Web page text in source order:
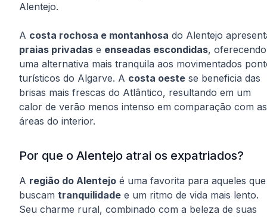
Alentejo.
A costa rochosa e montanhosa do Alentejo
praias privadas e enseadas escondidas, oferecendo
uma alternativa mais tranquila aos movimentados
turísticos do Algarve. A costa oeste se beneficia das
brisas mais frescas do Atlântico, resultando em um
calor de verão menos intenso em comparação com as
áreas do interior.
Por que o Alentejo atrai os expatriados?
A região do Alentejo é uma favorita para aqueles que
buscam tranquilidade e um ritmo de vida mais lento.
Seu charme rural, combinado com a beleza de suas